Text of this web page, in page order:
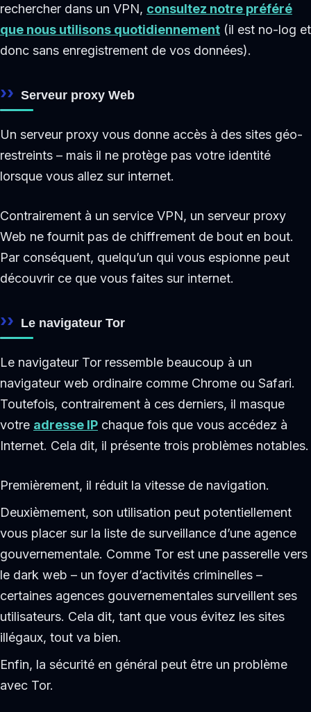
rechercher dans un VPN, consultez notre préféré
que nous utilisons quotidiennement (il est no-log et
donc sans enregistrement de vos données).
Serveur proxy Web
Un serveur proxy vous donne accès à des sites géo-
restreints – mais il ne protège pas votre identité
lorsque vous allez sur internet.
Contrairement à un service VPN, un serveur proxy
Web ne fournit pas de chiffrement de bout en bout.
Par conséquent, quelqu’un qui vous espionne peut
découvrir ce que vous faites sur internet.
Le navigateur Tor
Le navigateur Tor ressemble beaucoup à un
navigateur web ordinaire comme Chrome ou Safari.
Toutefois, contrairement à ces derniers, il masque
votre adresse IP chaque fois que vous accédez à
Internet. Cela dit, il présente trois problèmes notables.
Premièrement, il réduit la vitesse de navigation.
Deuxièmement, son utilisation peut potentiellement
vous placer sur la liste de surveillance d’une agence
gouvernementale. Comme Tor est une passerelle vers
le dark web – un foyer d’activités criminelles –
certaines agences gouvernementales surveillent ses
utilisateurs. Cela dit, tant que vous évitez les sites
illégaux, tout va bien.
Enfin, la sécurité en général peut être un problème
avec Tor.